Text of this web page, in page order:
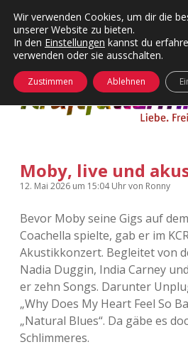
Kategorien
24 Hours
Die Wende
KFMW-
Nur mal so
Täglicher
KFMW-
Dates
Contact
facebook
instagram
rss
öffnen
Moby, live und
12. Mai 2026 um 15:04 Uhrvon Ronny
Bevor Moby seine Gigs auf
Coachella spielte, gab er im
Akustikkonzert. Begleitet von
Nadia Duggin, India Carney
er zehn Songs. Darunter
„Why Does My Heart Feel So
„Natural Blues“. Da gäbe es
Schlimmeres.
Wir verwenden Cookies, um dir die
unserer Website zu bieten.
In den Einstellungen kannst du
verwenden oder sie ausschalten.
Zustimmen Ablehnen